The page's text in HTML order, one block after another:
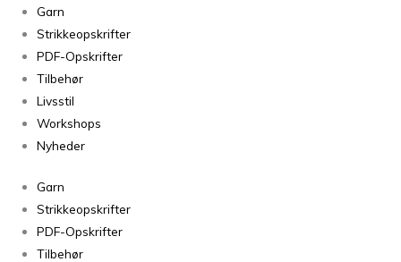
Garn
Strikkeopskrifter
PDF-Opskrifter
Tilbehør
Livsstil
Workshops
Nyheder
Garn
Strikkeopskrifter
PDF-Opskrifter
Tilbehør
PetiteKnit
Atlas
September
6351
antal